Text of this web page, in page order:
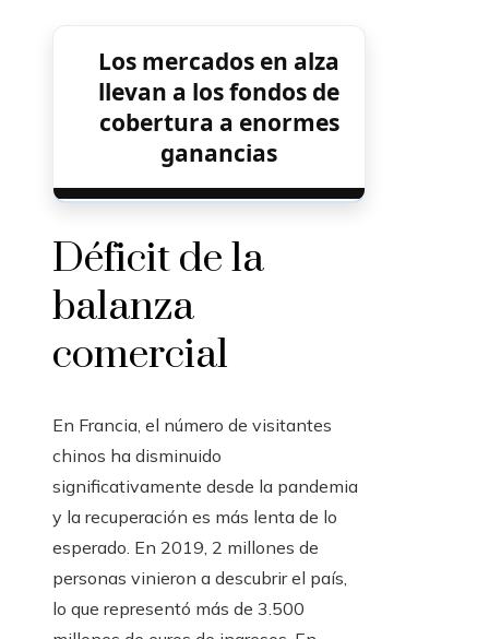
Los mercados en alza
llevan a los fondos de
cobertura a enormes
ganancias
Déficit de la
balanza
comercial
En Francia, el número de visitantes
chinos ha disminuido
significativamente desde la pandemia
y la recuperación es más lenta de lo
esperado. En 2019, 2 millones de
personas vinieron a descubrir el país,
lo que representó más de 3.500